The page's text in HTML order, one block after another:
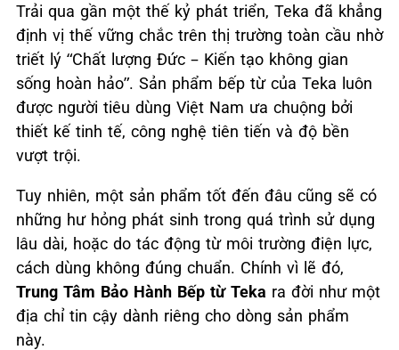
Trải qua gần một thế kỷ phát triển, Teka đã khẳng
định vị thế vững chắc trên thị trường toàn cầu nhờ
triết lý “Chất lượng Đức – Kiến tạo không gian
sống hoàn hảo”. Sản phẩm bếp từ của Teka luôn
được người tiêu dùng Việt Nam ưa chuộng bởi
thiết kế tinh tế, công nghệ tiên tiến và độ bền
vượt trội.
Tuy nhiên, một sản phẩm tốt đến đâu cũng sẽ có
những hư hỏng phát sinh trong quá trình sử dụng
lâu dài, hoặc do tác động từ môi trường điện lực,
cách dùng không đúng chuẩn. Chính vì lẽ đó,
Trung Tâm Bảo Hành Bếp từ Teka ra đời như một
địa chỉ tin cậy dành riêng cho dòng sản phẩm
này.